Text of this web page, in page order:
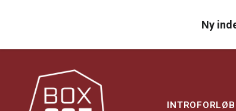
Ny
INTROFORLØB